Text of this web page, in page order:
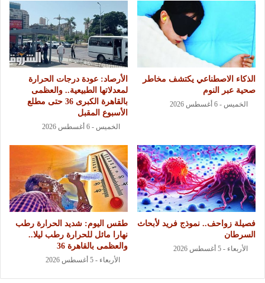
الذكاء الاصطناعي يكتشف مخاطر
صحية عبر النوم
الخميس - 6 أغسطس 2026
الأرصاد: عودة درجات الحرارة
لمعدلاتها الطبيعية.. والعظمى
بالقاهرة الكبرى 36 حتى مطلع
الأسبوع المقبل
الخميس - 6 أغسطس 2026
فصيلة زواحف.. نموذج فريد لأبحاث
السرطان
الأربعاء - 5 أغسطس 2026
طقس اليوم: شديد الحرارة رطب
نهارا مائل للحرارة رطب ليلا..
والعظمى بالقاهرة 36
الأربعاء - 5 أغسطس 2026